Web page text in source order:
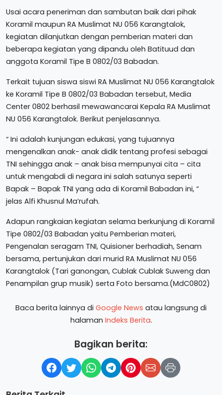
Usai acara peneriman dan sambutan baik dari pihak
Koramil maupun RA Muslimat NU 056 Karangtalok,
kegiatan dilanjutkan dengan pemberian materi dan
beberapa kegiatan yang dipandu oleh Batituud dan
anggota Koramil Tipe B 0802/03 Babadan.
Terkait tujuan siswa siswi RA Muslimat NU 056 Karangtalok
ke Koramil Tipe B 0802/03 Babadan tersebut, Media
Center 0802 berhasil mewawancarai Kepala RA Muslimat
NU 056 Karangtalok. Berikut penjelasannya.
“ Ini adalah kunjungan edukasi, yang tujuannya
mengenalkan anak- anak didik tentang profesi sebagai
TNI sehingga anak – anak bisa mempunyai cita – cita
untuk mengabdi di negara ini salah satunya seperti
Bapak – Bapak TNI yang ada di Koramil Babadan ini, “
jelas Alfi Khusnul Ma’rufah.
Adapun rangkaian kegiatan selama berkunjung di Koramil
Tipe 0802/03 Babadan yaitu Pemberian materi,
Pengenalan seragam TNI, Quisioner berhadiah, Senam
bersama, pertunjukan dari murid RA Muslimat NU 056
Karangtalok (Tari ganongan, Cublak Cublak Suweng dan
Penampilan grup musik) serta Foto bersama.(MdC0802)
Baca berita lainnya di Google News atau langsung di
halaman Indeks Berita.
Bagikan berita: